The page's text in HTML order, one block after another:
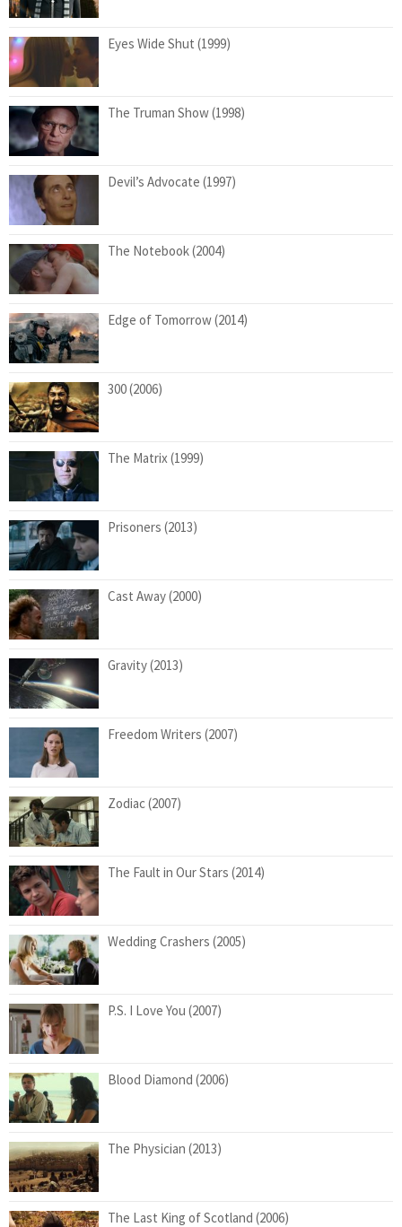
Eyes Wide Shut (1999)
The Truman Show (1998)
Devil’s Advocate (1997)
The Notebook (2004)
Edge of Tomorrow (2014)
300 (2006)
The Matrix (1999)
Prisoners (2013)
Cast Away (2000)
Gravity (2013)
Freedom Writers (2007)
Zodiac (2007)
The Fault in Our Stars (2014)
Wedding Crashers (2005)
P.S. I Love You (2007)
Blood Diamond (2006)
The Physician (2013)
The Last King of Scotland (2006)